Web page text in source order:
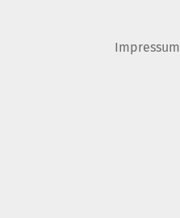
Impressum